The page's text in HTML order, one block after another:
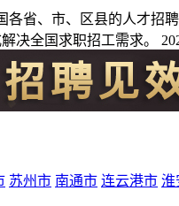
各省、市、区县的人才
决全国求职招工需求。
苏州市 南通市 连云港市 淮